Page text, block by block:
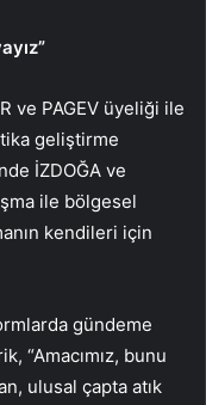
ve PAGEV üyeliği ile
geliştirme
İZDOĞA ve
ile bölgesel
kendileri için
gündeme
“Amacımız, bunu
ulusal çapta atık